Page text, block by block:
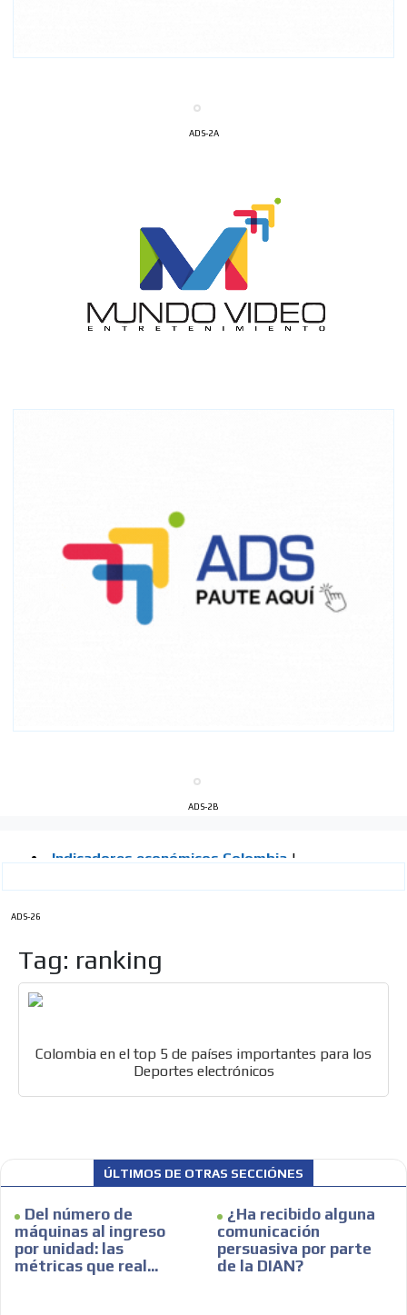
ADS-2A
ADS-2B
ADS-26
Tag: ranking
Colombia en el top 5 de países importantes para los
Deportes electrónicos
ÚLTIMOS DE OTRAS SECCIÓNES
Del número de
máquinas al ingreso
por unidad: las
métricas que real...
¿Ha recibido alguna
comunicación
persuasiva por parte
de la DIAN?